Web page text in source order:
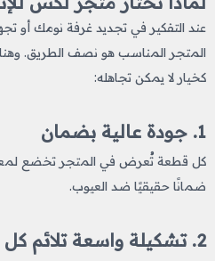
عند التفكير في تجديد غرفة نومك أو
المتجر المناسب هو نصف الطريق.
كخيار لا يمكن تجاهله:
1. جودة عالية بضمان
كل قطعة تُعرض في المتجر تخضع
ضمانًا حقيقيًا ضد العيوب.
2. تشكيلة واسعة تلائم كل الأذواق